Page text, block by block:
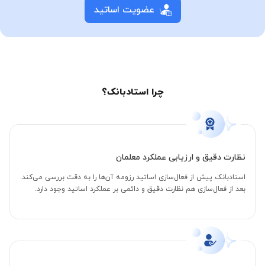
عضویت اساتید
چرا استادبانک؟
نظارت دقیق و ارزیابی عملکرد معلمان
استادبانک پیش از فعال‌سازی اساتید رزومه آن‌ها را به دقت بررسی می‌کند.
بعد از فعال‌سازی هم نظارت دقیق و دائمی بر عملکرد اساتید وجود دارد.